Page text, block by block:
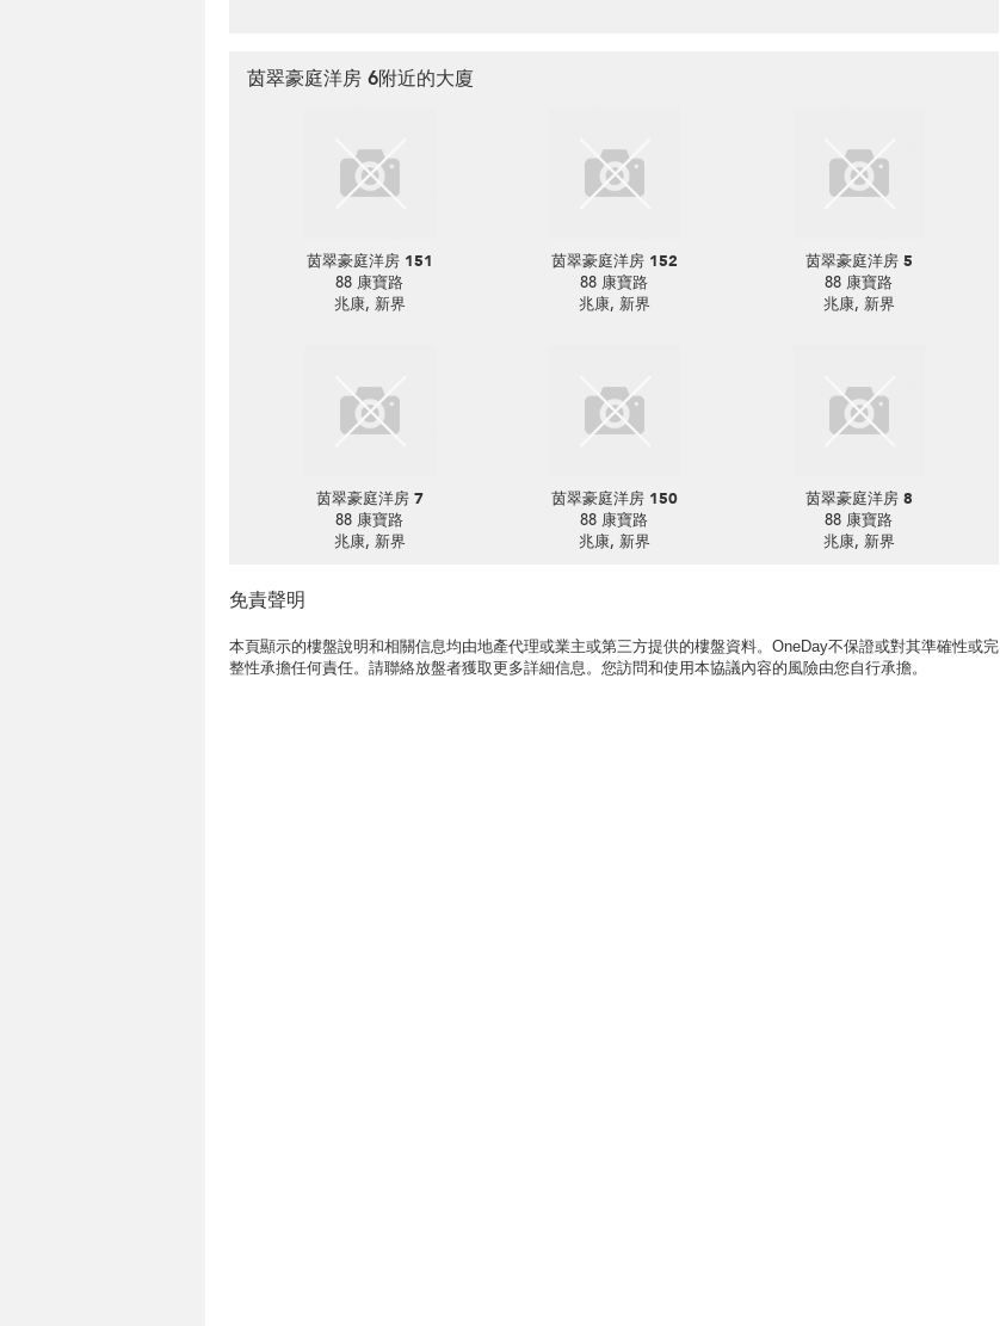
茵翠豪庭洋房 6附近的大廈
茵翠豪庭洋房 151
88 康寶路
兆康, 新界
茵翠豪庭洋房 152
88 康寶路
兆康, 新界
茵翠豪庭洋房 5
88 康寶路
兆康, 新界
茵翠豪庭洋房 7
88 康寶路
兆康, 新界
茵翠豪庭洋房 150
88 康寶路
兆康, 新界
茵翠豪庭洋房 8
88 康寶路
兆康, 新界
免責聲明
本頁顯示的樓盤說明和相關信息均由地產代理或業主或第三方提供的樓盤資料。OneDay不保證或對其準確性或完
整性承擔任何責任。請聯絡放盤者獲取更多詳細信息。您訪問和使用本協議內容的風險由您自行承擔。